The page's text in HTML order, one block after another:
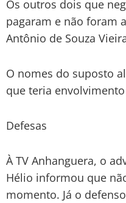
Os outros dois que
pagaram e não foram
Antônio de Souza
O nomes do suposto
que teria
Defesas
À TV Anhanguera, o
Hélio informou que
momento. Já o